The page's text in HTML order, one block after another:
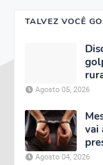
TALVEZ VOCÊ
Agosto 05, 2026
vai
Agosto 04, 2026